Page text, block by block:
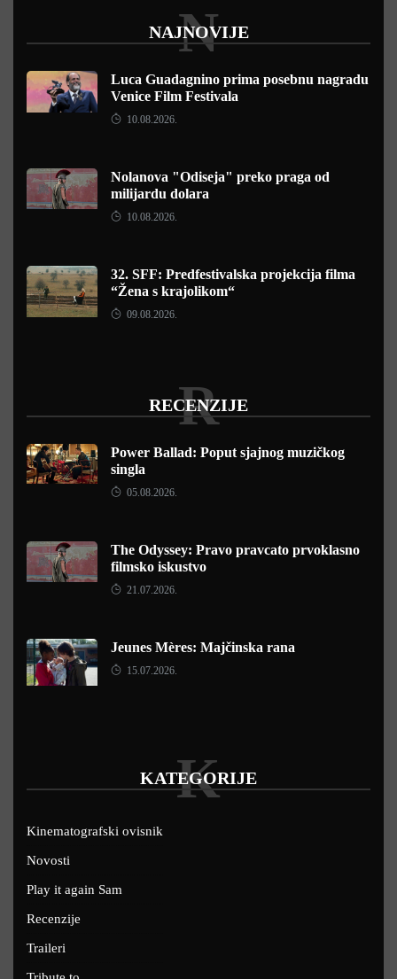
NAJNOVIJE
N
Luca Guadagnino prima posebnu nagradu
Venice Film Festivala
10.08.2026.
Nolanova "Odiseja" preko praga od
milijardu dolara
10.08.2026.
32. SFF: Predfestivalska projekcija filma
“Žena s krajolikom“
09.08.2026.
RECENZIJE
R
Power Ballad: Poput sjajnog muzičkog
singla
05.08.2026.
The Odyssey: Pravo pravcato prvoklasno
filmsko iskustvo
21.07.2026.
Jeunes Mères: Majčinska rana
15.07.2026.
KATEGORIJE
K
Kinematografski ovisnik
Novosti
Play it again Sam
Recenzije
Traileri